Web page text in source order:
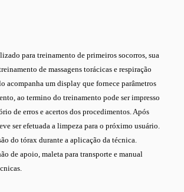
PARA LABORATÓRIO
para treinamento de primeiros socorros, sua
de massagens torácicas e respiração
acompanha um display que fornece parâmetros
ao termino do treinamento pode ser impresso
de erros e acertos dos procedimentos. Após
ser efetuada a limpeza para o próximo usuário.
do tórax durante a aplicação da técnica.
de apoio, maleta para transporte e manual